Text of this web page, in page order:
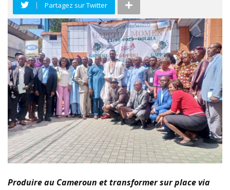
Partagez sur Twitter
Produire au Cameroun et transformer sur place via